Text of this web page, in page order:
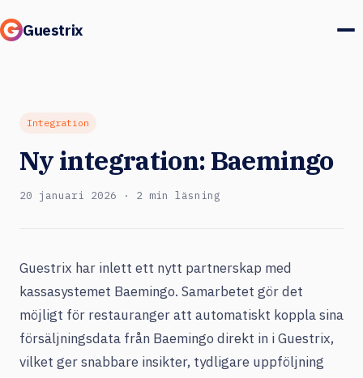
Guestrix
Integrationer
Priser
Kundcase
Logga in
Boka en demo
Integration
Ny integration: Baemingo
20 januari 2026 · 2 min läsning
Guestrix har inlett ett nytt partnerskap med
kassasystemet Baemingo. Samarbetet gör det
möjligt för restauranger att automatiskt koppla sina
försäljningsdata från Baemingo direkt in i Guestrix,
vilket ger snabbare insikter, tydligare uppföljning